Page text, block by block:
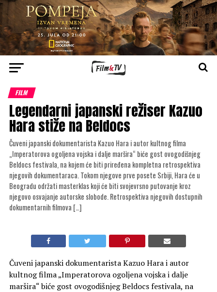
FILM
Legendarni japanski režiser Kazuo
Hara stiže na Beldocs
Čuveni japanski dokumentarista Kazuo Hara i autor kultnog filma
„Imperatorova ogoljena vojska i dalje maršira“ biće gost ovogodišnjeg
Beldocs festivala, na kojem će biti priređena kompletna retrospektiva
njegovih dokumentaraca. Tokom njegove prve posete Srbiji, Hara će u
Beogradu održati masterklas koji će biti svojevrsno putovanje kroz
njegovo osvajanje autorske slobode. Retrospektiva njegovih dostupnih
dokumentarnih filmova […]
Čuveni japanski dokumentarista Kazuo Hara i autor
kultnog filma „Imperatorova ogoljena vojska i dalje
maršira“ biće gost ovogodišnjeg Beldocs festivala, na